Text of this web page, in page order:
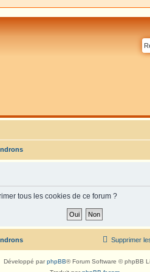
tous les cookies de ce forum ?
Supprimer
Développé parphpBB® Forum Software © phpBB